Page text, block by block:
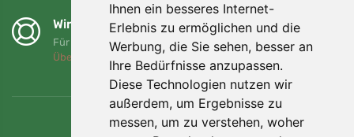
Ihnen ein besseres Internet-
Erlebnis zu ermöglichen und die
Werbung, die Sie sehen, besser an
Ihre Bedürfnisse anzupassen.
Diese Technologien nutzen wir
außerdem, um Ergebnisse zu
messen, um zu verstehen, woher
Wir unterstützen Trees.org
Für jede Bestellung pflanzen wir einen Baum! Mehr lesen
Über uns